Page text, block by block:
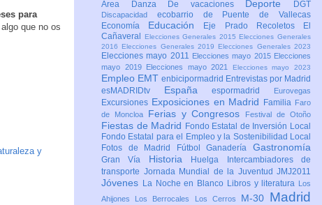
para
que no os
y
Area
Danza De vacaciones Deporte DGT
Discapacidad ecobarrio de Puente de Vallecas
Economía Educación Eje Prado Recoletos
El
Cañaveral
Elecciones Generales 2015 Elecciones Generales
2016 Elecciones Generales 2019 Elecciones Generales 2023
Elecciones mayo 2011 Elecciones mayo 2015 Elecciones
mayo 2019
Elecciones mayo 2021 Elecciones mayo 2023
Empleo EMT enbicipormadrid Entrevistas por Madrid
esMADRIDtv Españaespormadrid Eurovegas
Excursiones Exposiciones en Madrid Familia Faro
de Moncloa
Ferias y Congresos Festival de Otoño
Fiestas de Madrid Fondo Estatal de Inversión Local
Fondo Estatal para el Empleo y la Sostenibilidad Local
Fotos de Madrid
FútbolGanaderíaGastronomía
Gran Vía Historia Huelga
Intercambiadores de
transporte Jornada Mundial de la Juventud JMJ2011
Jóvenes La Noche en Blanco Libros y literatura
Los
Ahijones
Los Berrocales Los Cerros M-30 Madrid